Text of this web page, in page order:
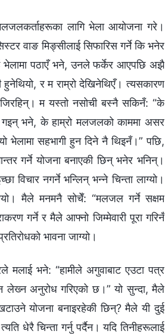
लागि भेला आयोजना गरे।
वाङ मिङ्सीलाई सिफारिस गर्ने कि भनेर
भेलामा पठाएँ भने, उनले फर्केर आएपछि अझै
र म राम्रो देखिनेथिएँ। त्यसकारण
म यस्तो नसोची बस्नै सकिनँ: “के
गइन् भने, के हाम्रो मलजलको काममा असर
भेलामा सहभागी हुन दिने नै थिइनँ।” पछि,
गर्ने योजना बनाएकी छिन् भनेर भनिन्।
नगर्ने भन्लिन् भन्‍ने चिन्ता लाग्यो।
मैले मनमनै सोचेँ: “मलजल गर्ने सक्षम
गर्ने र मैले आफ्‍नो जिम्‍मेवारी पूरा गरिनँ
भावना जाग्यो।
मलाई भने: “हामीले अगुवाबाट एउटा पत्र
लेख्‍न अनुरोध गरिएको छ।” यो सुन्दा, मैले
योजना बनाइरहेकी छिन्? मैले यी दुई
धेरै चिन्ता गर्नु पर्दैन। यदि तिनीहरूलाई